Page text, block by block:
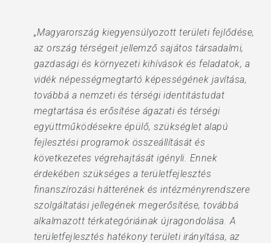
„Magyarország kiegyensúlyozott területi fejlődése,
az ország térségeit jellemző sajátos társadalmi,
gazdasági és környezeti kihívások és feladatok, a
vidék népességmegtartó képességének javítása,
továbbá a nemzeti és térségi identitástudat
megtartása és erősítése ágazati és térségi
együttműködésekre épülő, szükséglet alapú
fejlesztési programok összeállítását és
következetes végrehajtását igényli. Ennek
érdekében szükséges a területfejlesztés
finanszírozási hátterének és intézményrendszere
szolgáltatási jellegének megerősítése, továbbá
alkalmazott térkategóriáinak újragondolása. A
területfejlesztés hatékony területi irányítása, az